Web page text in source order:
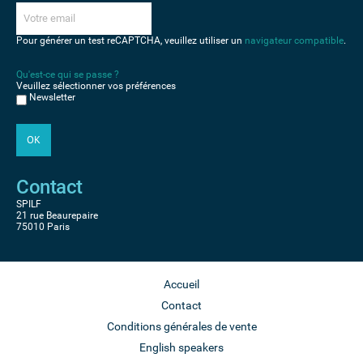
Pour générer un test reCAPTCHA, veuillez utiliser un navigateur compatible.
Qu'est-ce qui se passe ?
Veuillez sélectionner vos préférences
Newsletter
Contact
SPILF
21 rue Beaurepaire
75010 Paris
Accueil
Contact
Conditions générales de vente
English speakers